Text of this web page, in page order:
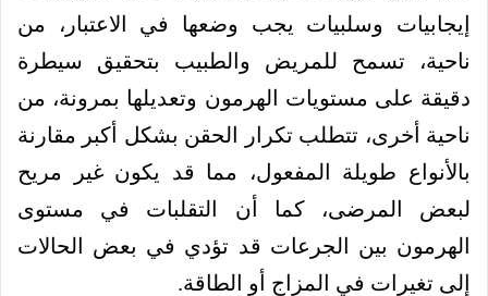
إيجابيات وسلبيات يجب وضعها في الاعتبار، من
ناحية، تسمح للمريض والطبيب بتحقيق سيطرة
دقيقة على مستويات الهرمون وتعديلها بمرونة، من
ناحية أخرى، تتطلب تكرار الحقن بشكل أكبر مقارنة
بالأنواع طويلة المفعول، مما قد يكون غير مريح
لبعض المرضى، كما أن التقلبات في مستوى
الهرمون بين الجرعات قد تؤدي في بعض الحالات
إلى تغيرات في المزاج أو الطاقة.